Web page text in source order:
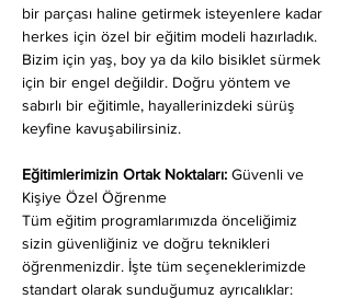
bir parçası haline getirmek isteyenlere kadar
herkes için özel bir eğitim modeli hazırladık.
Bizim için yaş, boy ya da kilo bisiklet sürmek
için bir engel değildir. Doğru yöntem ve
sabırlı bir eğitimle, hayallerinizdeki sürüş
keyfine kavuşabilirsiniz.
Eğitimlerimizin Ortak Noktaları: Güvenli ve
Kişiye Özel Öğrenme
Tüm eğitim programlarımızda önceliğimiz
sizin güvenliğiniz ve doğru teknikleri
öğrenmenizdir. İşte tüm seçeneklerimizde
standart olarak sunduğumuz ayrıcalıklar: